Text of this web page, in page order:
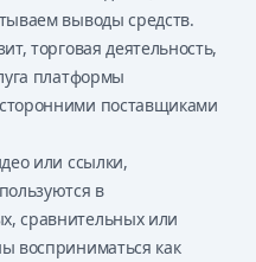
выводы средств.
торговая деятельность,
платформы
поставщиками
или ссылки,
в
сравнительных или
восприниматься как